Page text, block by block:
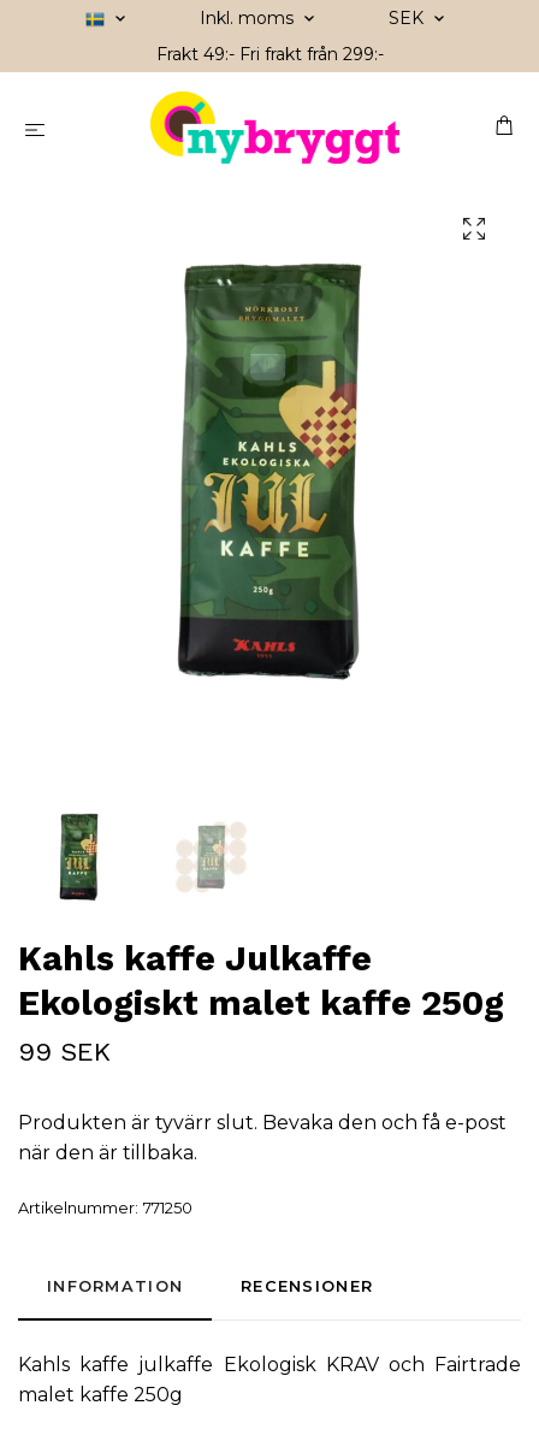
Inkl. moms
SEK
Frakt 49:- Fri frakt från 299:-
Kahls kaffe Julkaffe
Ekologiskt malet kaffe 250g
99 SEK
Produkten är tyvärr slut. Bevaka den och få e-post
när den är tillbaka.
Artikelnummer: 771250
INFORMATION RECENSIONER
Kahls kaffe julkaffe Ekologisk KRAV och Fairtrade
malet kaffe 250g